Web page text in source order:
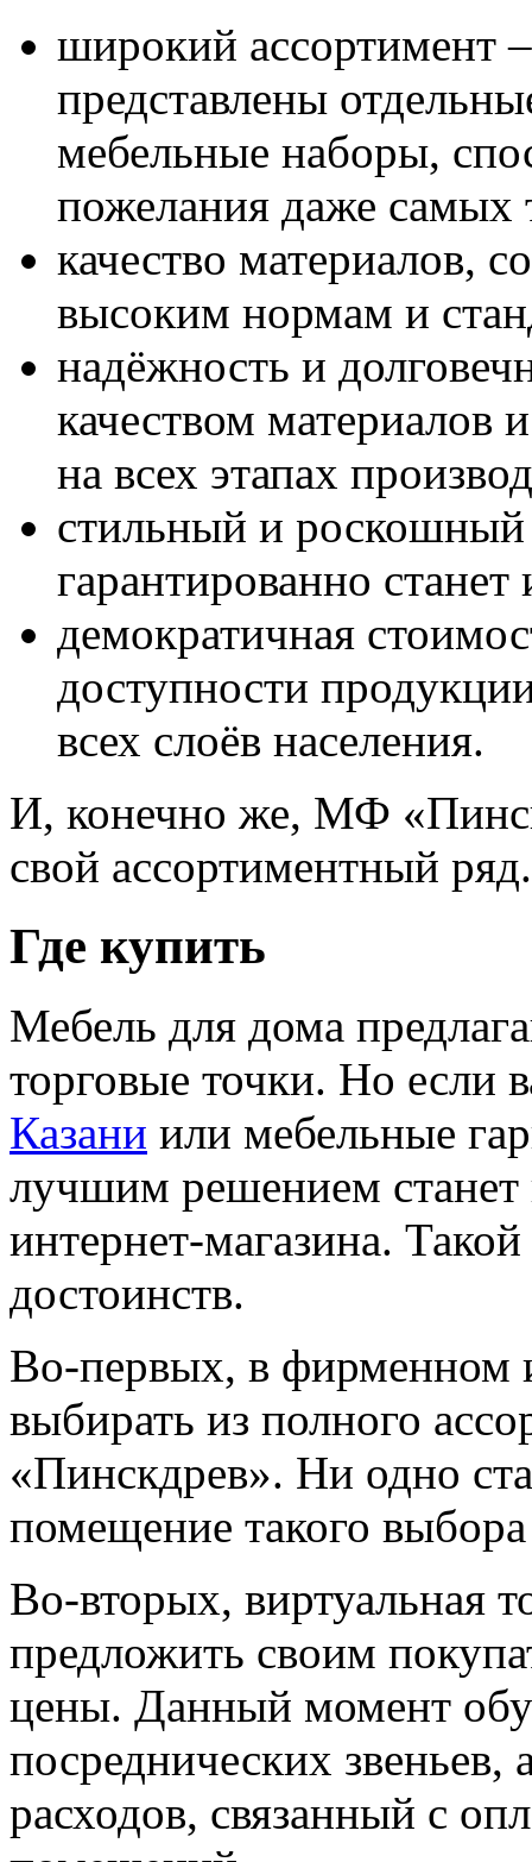
широкий ассортимент
представлены
мебельные наборы,
пожелания даже самых
качество материалов,
высоким нормам и
надёжность и
качеством материалов
на всех этапах
стильный и роскошный
гарантированно
демократичная
доступности
всех слоёв населения.
И, конечно же, МФ
свой ассортиментный ряд.
Где купить
Мебель для дома
торговые точки. Но если
Казани или мебельные
лучшим решением станет
интернет-магазина.
достоинств.
Во-первых, в фирменном
выбирать из полного
«Пинскдрев». Ни одно
помещение такого
Во-вторых, виртуальная
предложить своим
цены. Данный момент
посреднических
расходов, связанный с